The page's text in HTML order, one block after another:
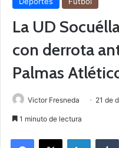
La UD
con derrota
Palmas
Victor Fresneda 21 de
1 minuto de lectura